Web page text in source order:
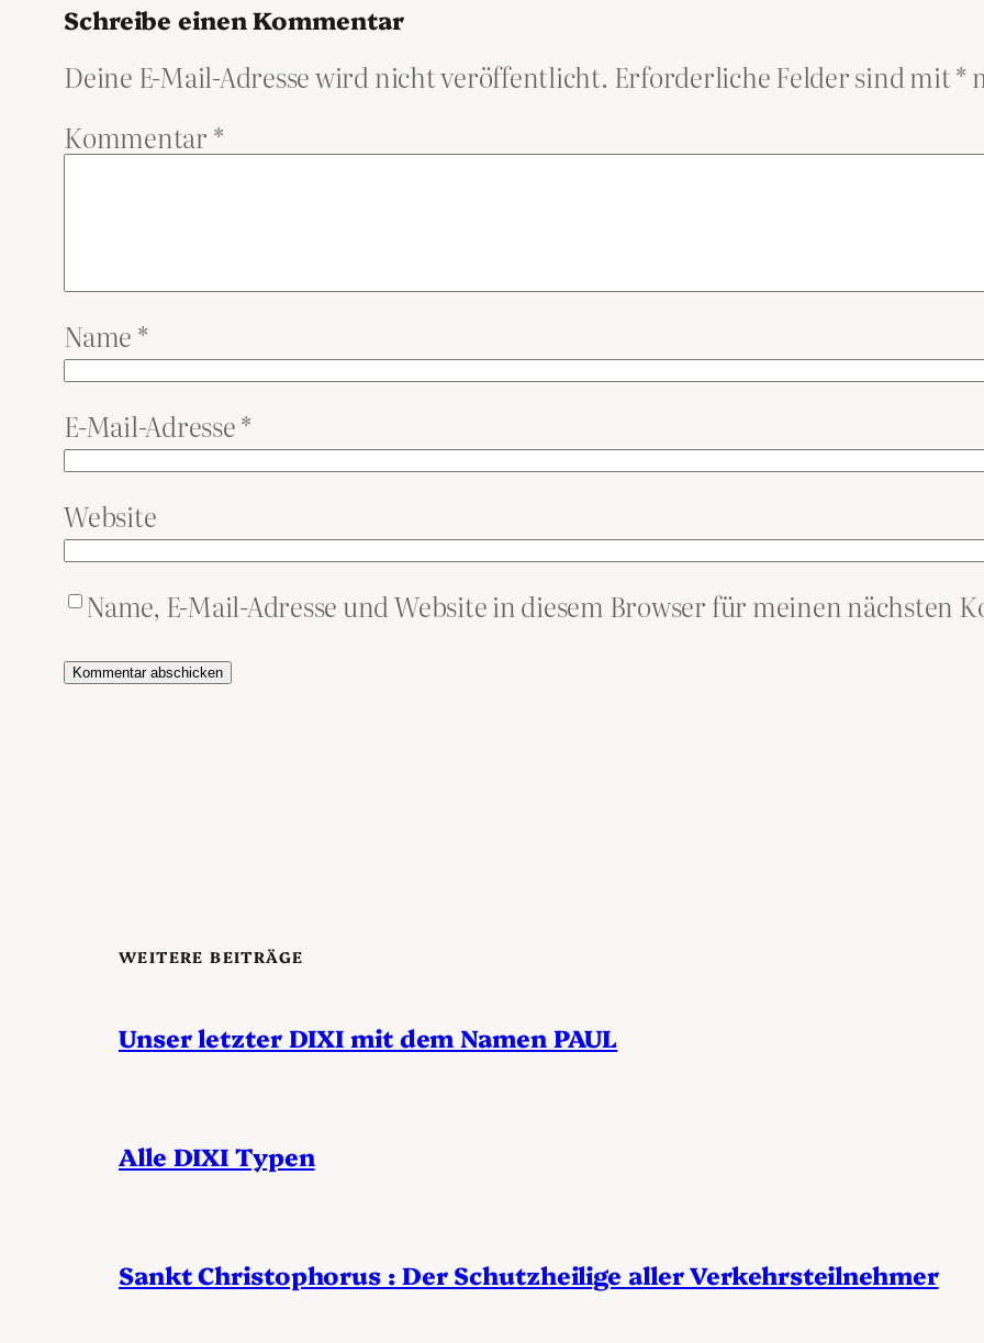
Schreibe einen Kommentar
Deine E-Mail-Adresse wird nicht veröffentlicht. Erforderliche Felder sind mit*
Kommentar *
Name *
E-Mail-Adresse*
Website
Name, E-Mail-Adresse und Website in diesem Browser für meinen nächsten
WEITERE BEITRÄGE
Unser letzter DIXI mit dem Namen PAUL
Alle DIXI Typen
Sankt Christophorus : Der Schutzheilige aller Verkehrsteilnehmer